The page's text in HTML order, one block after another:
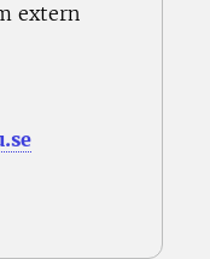
extern